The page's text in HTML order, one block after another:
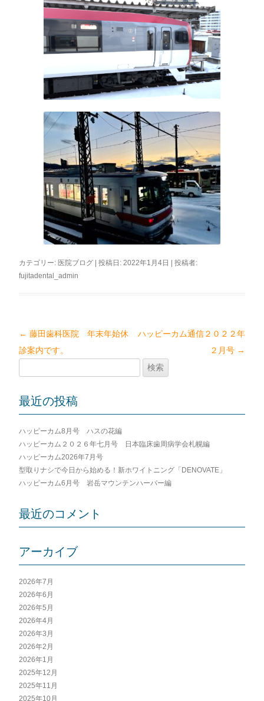
カテゴリー: 医院ブログ | 投稿日:2022年1月4日 |投稿者:
fujitadental_admin
投
稿
ナ
ゲ
シ
ョ
ン
← 藤田歯科医院 年末年始休
診案内です。
ハッピーカム通信２０２２年
２月号 →
最近の投稿
ハッピーカム8月号 ハスの花編
ハッピーカム２０２６年七月号 日本臨床歯周病学会札幌編
ハッピーカム2026年7月号
型取りナシで今日から始める！新ホワイトニング「DENOVATE」
ハッピーカム6月号 岩岳マウンテンハーバー編
最近のコメント
アーカイブ
2026年7月
2026年6月
2026年5月
2026年4月
2026年3月
2026年2月
2026年1月
2025年12月
2025年11月
2025年10月